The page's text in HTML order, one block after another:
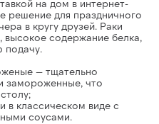
на дом в интернет-
решение для праздничного
в кругу друзей. Раки
высокое содержание белка,
подачу.
— тщательно
замороженные, что
в классическом виде с
соусами.